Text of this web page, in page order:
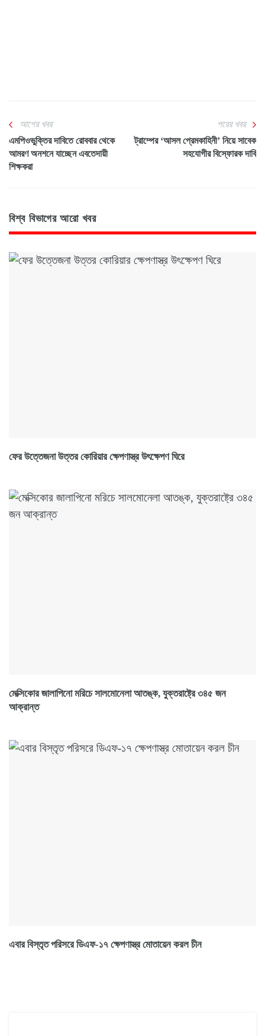
আগের খবর
এমপিওভুক্তির দাবিতে রোববার থেকে
আমরণ অনশনে যাচ্ছেন এবতেদায়ী
শিক্ষকরা
পরের খবর
ট্রাম্পের ‘আসল প্রেমকাহিনী’ নিয়ে সাবেক
সহযোগীর বিস্ফোরক দাবি
বিশ্ব বিভাগের আরো খবর
ফের উত্তেজনা উত্তর কোরিয়ার ক্ষেপণাস্ত্র উৎক্ষেপণ ঘিরে
মেক্সিকোর জালাপিনো মরিচে সালমোনেলা আতঙ্ক, যুক্তরাষ্ট্রে ৩৪৫ জন
আক্রান্ত
এবার বিস্তৃত পরিসরে ডিএফ-১৭ ক্ষেপণাস্ত্র মোতায়েন করল চীন